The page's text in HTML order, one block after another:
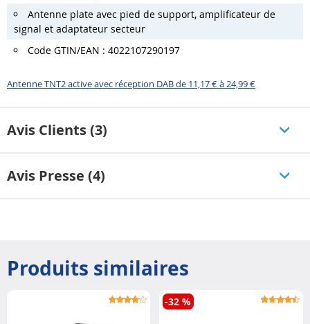
Antenne plate avec pied de support, amplificateur de
signal et adaptateur secteur
Code GTIN/EAN : 4022107290197
Antenne TNT2 active avec réception DAB de 11,17 € à 24,99 €
Avis Clients (3)
Avis Presse (4)
Produits similaires
-32 %